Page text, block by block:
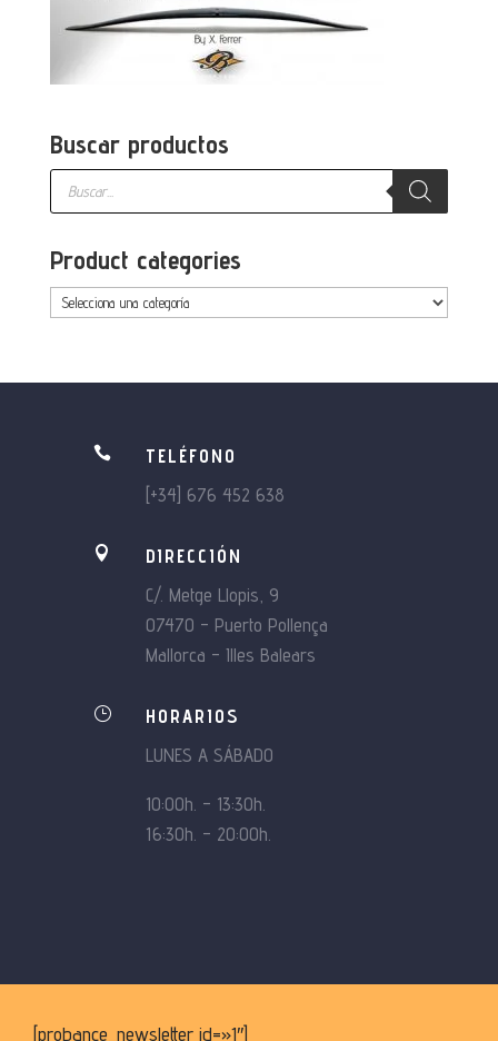
Buscar productos
Búsqueda
productos
Product categories

TELÉFONO
[+34] 676 452 638

DIRECCIÓN
C/. Metge Llopis, 9
07470 – Puerto Pollença
Mallorca – Illes Balears
}
HORARIOS
LUNES A SÁBADO
10:00h. – 13:30h.
16:30h. – 20:00h.
[probance_newsletter id=»1″]